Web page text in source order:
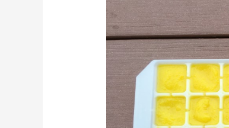
Der
Beginn
einer
Serie